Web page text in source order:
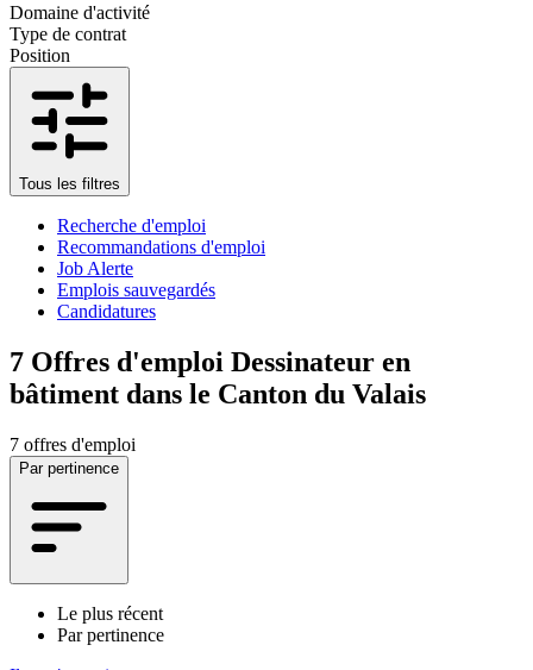
Domaine d'activité
Type de contrat
Position
Tous les filtres
Recherche d'emploi
Recommandations d'emploi
Job Alerte
Emplois sauvegardés
Candidatures
7 Offres d'emploi Dessinateur en
bâtiment dans le Canton du Valais
7 offres d'emploi
Par pertinence
Le plus récent
Par pertinence